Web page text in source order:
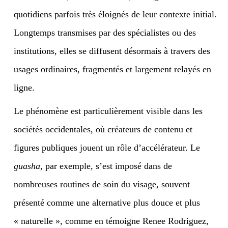
quotidiens parfois très éloignés de leur contexte initial.
Longtemps transmises par des spécialistes ou des
institutions, elles se diffusent désormais à travers des
usages ordinaires, fragmentés et largement relayés en
ligne.
Le phénomène est particulièrement visible dans les
sociétés occidentales, où créateurs de contenu et
figures publiques jouent un rôle d’accélérateur. Le
guasha, par exemple, s’est imposé dans de
nombreuses routines de soin du visage, souvent
présenté comme une alternative plus douce et plus
« naturelle », comme en témoigne Renee Rodriguez,